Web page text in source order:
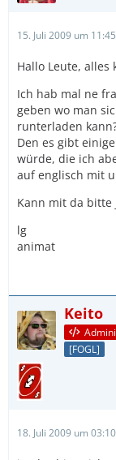
15. Juli 2009 um 11:45
Hallo Leute, alles
Ich hab mal ne
geben wo man
runterladen
Den es gibt
würde, die ich
auf englisch mit
Kann mit da bitte
lg
animat
Keito
[FOGL]
18. Juli 2009 um 03:10